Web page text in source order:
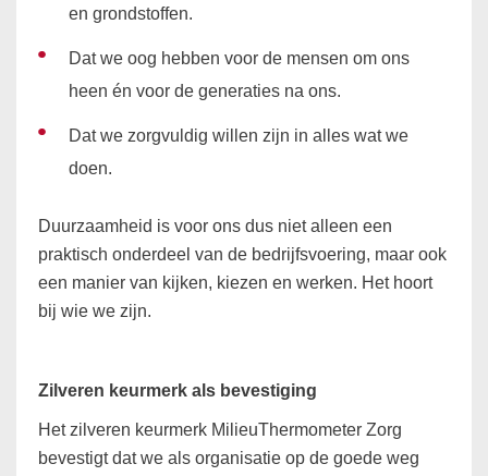
en grondstoffen.
Dat we oog hebben voor de mensen om ons
heen én voor de generaties na ons.
Dat we zorgvuldig willen zijn in alles wat we
doen.
Duurzaamheid is voor ons dus niet alleen een
praktisch onderdeel van de bedrijfsvoering, maar ook
een manier van kijken, kiezen en werken. Het hoort
bij wie we zijn.
Zilveren keurmerk als bevestiging
Het zilveren keurmerk MilieuThermometer Zorg
bevestigt dat we als organisatie op de goede weg